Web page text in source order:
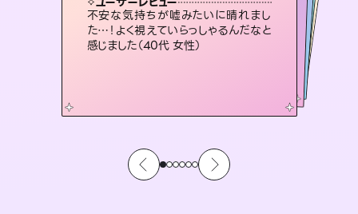
不安な気持ちが嘘みたいに晴れまし
た…！よく視えていらっしゃるんだなと
感じました（40代 女性）
職場の人の性質や人間関係、本心など
本当によく視えていてびっくり。対策が
打てて前向きになれます（40代）
安心感のあり、言い切ってくれる所や濁
さない鑑定のおかげで、毎回自分の気
持ちを整えられます（30代 男性）
しゃるんだなと驚きです（30代女性）
た（50代 女性）
鑑定していただいてアドバイス通りに行
動すると仲が復活してきました。ありが
とうございました（40代 女性）